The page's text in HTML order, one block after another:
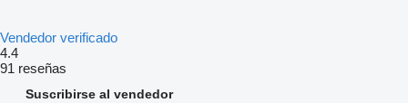
Vendedor verificado
4.4
91 reseñas
Suscribirse al vendedor